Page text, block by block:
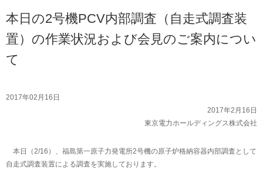
本日の2号機PCV内部調査（自走式調査装
置）の作業状況および会見のご案内につい
て
2017年02月16日
2017年2月16日
東京電力ホールディングス株式会社
本日（2/16）、福島第一原子力発電所2号機の原子炉格納容器内部調査として
自走式調査装置による調査を実施しております。